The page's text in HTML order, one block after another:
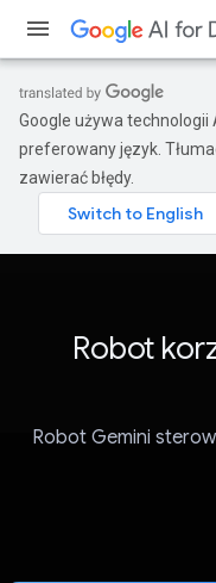
Google używa technologii
preferowany język.
zawierać błędy.
Robot
Robot Gemini